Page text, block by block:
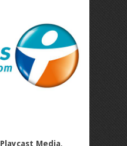
Playcast Media,